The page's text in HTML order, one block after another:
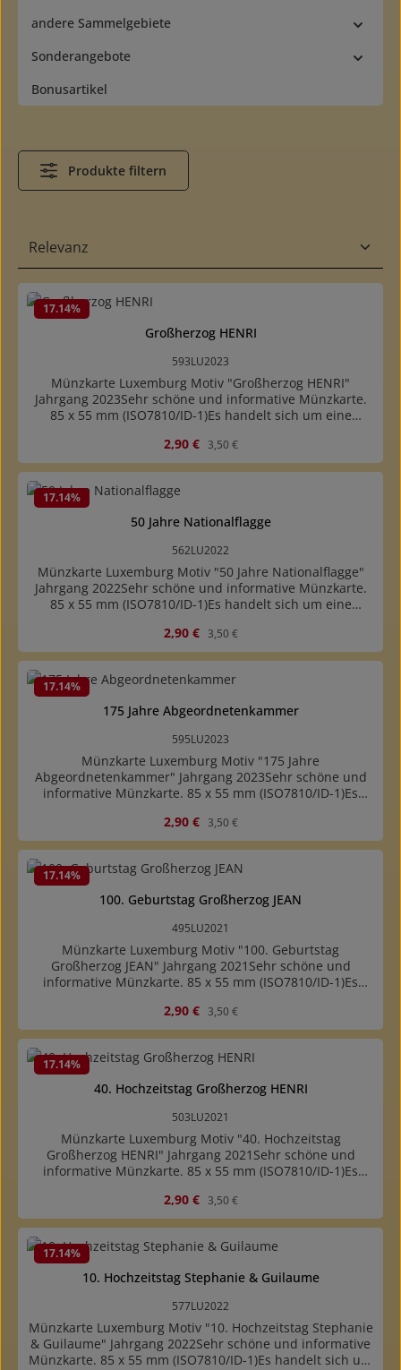
andere Sammelgebiete
Sonderangebote
Bonusartikel
Produkte filtern
17.14%
Großherzog HENRI
593LU2023
Münzkarte Luxemburg Motiv "Großherzog HENRI"
Jahrgang 2023Sehr schöne und informative Münzkarte.
85 x 55 mm (ISO7810/ID-1)Es handelt sich um eine
ist keine Münze enthalten.
Verkaufspreis:
2,90 € Regulärer Preis:
3,50 €
17.14%
50 Jahre Nationalflagge
562LU2022
Münzkarte Luxemburg Motiv "50 Jahre Nationalflagge"
Jahrgang 2022Sehr schöne und informative Münzkarte.
85 x 55 mm (ISO7810/ID-1)Es handelt sich um eine
ist keine Münze enthalten.
Verkaufspreis:
2,90 € Regulärer Preis:
3,50 €
17.14%
175 Jahre Abgeordnetenkammer
595LU2023
Münzkarte Luxemburg Motiv "175 Jahre
Abgeordnetenkammer" Jahrgang 2023Sehr schöne und
informative Münzkarte. 85 x 55 mm (ISO7810/ID-1)Es
Abbildung der Münze. Es ist keine Münze enthalten.
Verkaufspreis:
2,90 € Regulärer Preis:
3,50 €
17.14%
100. Geburtstag Großherzog JEAN
495LU2021
Münzkarte Luxemburg Motiv "100. Geburtstag
Großherzog JEAN" Jahrgang 2021Sehr schöne und
informative Münzkarte. 85 x 55 mm (ISO7810/ID-1)Es
Abbildung der Münze. Es ist keine Münze enthalten.
Verkaufspreis:
2,90 € Regulärer Preis:
3,50 €
17.14%
40. Hochzeitstag Großherzog HENRI
503LU2021
Münzkarte Luxemburg Motiv "40. Hochzeitstag
Großherzog HENRI" Jahrgang 2021Sehr schöne und
informative Münzkarte. 85 x 55 mm (ISO7810/ID-1)Es
Abbildung der Münze. Es ist keine Münze enthalten.
Verkaufspreis:
2,90 € Regulärer Preis:
3,50 €
17.14%
10. Hochzeitstag Stephanie & Guilaume
577LU2022
Münzkarte Luxemburg Motiv "10. Hochzeitstag Stephanie
& Guilaume" Jahrgang 2022Sehr schöne und informative
Münzkarte. 85 x 55 mm (ISO7810/ID-1)Es handelt sich um